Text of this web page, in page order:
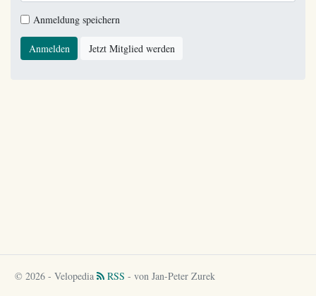
Anmeldung speichern
Anmelden Jetzt Mitglied werden
© 2026 - Velopedia RSS - von Jan-Peter Zurek